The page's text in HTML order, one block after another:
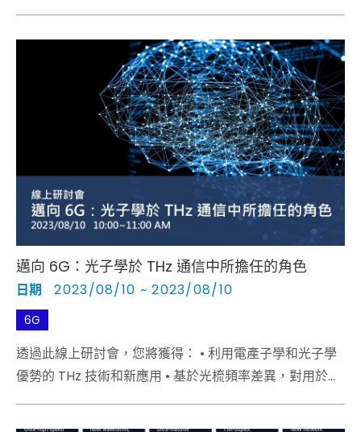
邁向 6G：光子學於 THz 通信中所擔任的角色
日期 2023/08/10 ~ 2023/08/10
6G
透過此線上研討會，您將獲得： • 利用電產子學和光子學
優勢的 THz 技術和新應用 • 基於光梳頻率差異，對用於通